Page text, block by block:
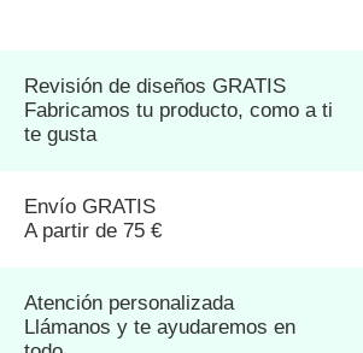
Revisión de diseños GRATIS
Fabricamos tu producto, como a ti
te gusta
Envío GRATIS
A partir de 75 €
Atención personalizada
Llámanos y te ayudaremos en